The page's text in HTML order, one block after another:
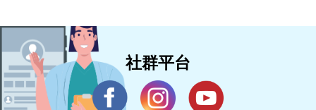
社群平台